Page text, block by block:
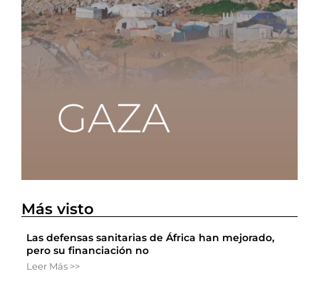
Más visto
Las defensas sanitarias de África han mejorado,
pero su financiación no
Leer Más >>